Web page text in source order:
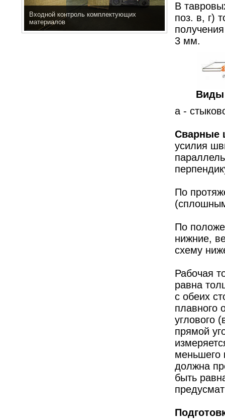
Входной контроль комплектующих
материалов
В
поз. в, г)
3 мм.
Виды
а -
Сварные
усилия
По
По
нижние,
схему
Рабочая
равна
с обеих
плавного
углового
прямой
меньшего
должна
быть